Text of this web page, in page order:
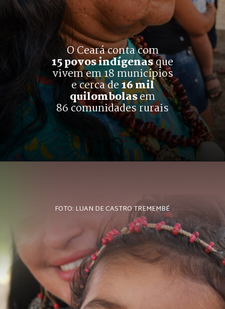
O Ceará conta com
15 povos indígenas que
vivem em 18 municípios
e cerca de 16 mil
quilombolas em
86 comunidades rurais
FOTO: LUAN DE CASTRO TREMEMBÉ